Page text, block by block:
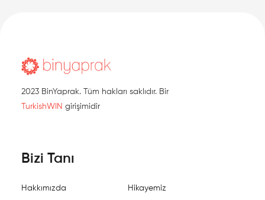
2023 BinYaprak. Tüm hakları saklıdır. Bir
TurkishWIN girişimidir
Bizi Tanı
Hakkımızda Hikayemiz